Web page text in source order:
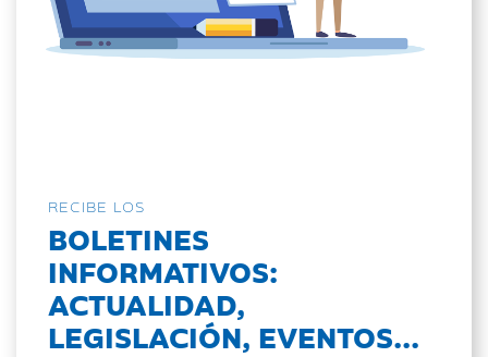
RECIBE LOS
BOLETINES
INFORMATIVOS:
ACTUALIDAD,
LEGISLACIÓN, EVENTOS...